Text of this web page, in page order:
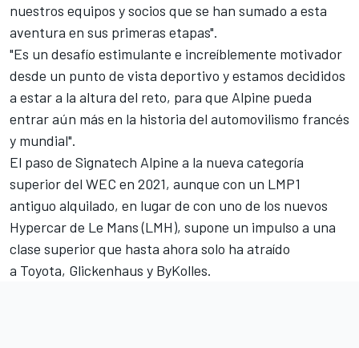
nuestros equipos y socios que se han sumado a esta
aventura en sus primeras etapas".
"Es un desafío estimulante e increíblemente motivador
desde un punto de vista deportivo y estamos decididos
a estar a la altura del reto, para que Alpine pueda
entrar aún más en la historia del automovilismo francés
y mundial".
El paso de Signatech Alpine a la nueva categoría
superior del WEC en 2021, aunque con un LMP1
antiguo alquilado, en lugar de con uno de los nuevos
Hypercar de Le Mans (LMH), supone un impulso a una
clase superior que hasta ahora solo ha atraído
a Toyota, Glickenhaus y ByKolles.